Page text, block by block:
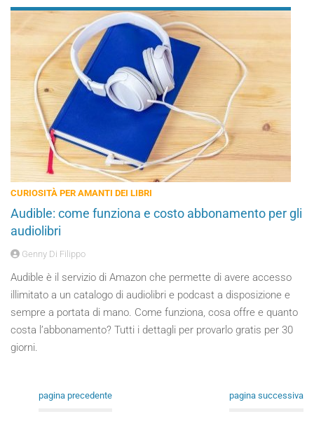
CURIOSITÀ PER AMANTI DEI LIBRI
Audible: come funziona e costo abbonamento per gli
audiolibri
Genny Di Filippo
Audible è il servizio di Amazon che permette di avere accesso
illimitato a un catalogo di audiolibri e podcast a disposizione e
sempre a portata di mano. Come funziona, cosa offre e quanto
costa l’abbonamento? Tutti i dettagli per provarlo gratis per 30
giorni.
pagina precedente pagina successiva